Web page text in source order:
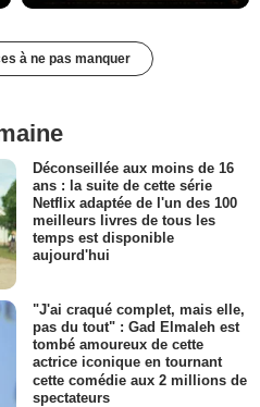
à ne pas manquer
Déconseillée aux moins de 16
ans : la suite de cette série
Netflix adaptée de l'un des 100
meilleurs livres de tous les
temps est disponible
aujourd'hui
"J'ai craqué complet, mais elle,
pas du tout" : Gad Elmaleh est
tombé amoureux de cette
actrice iconique en tournant
cette comédie aux 2 millions de
spectateurs